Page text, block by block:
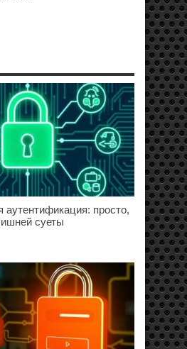
аутентификация: просто,
суеты